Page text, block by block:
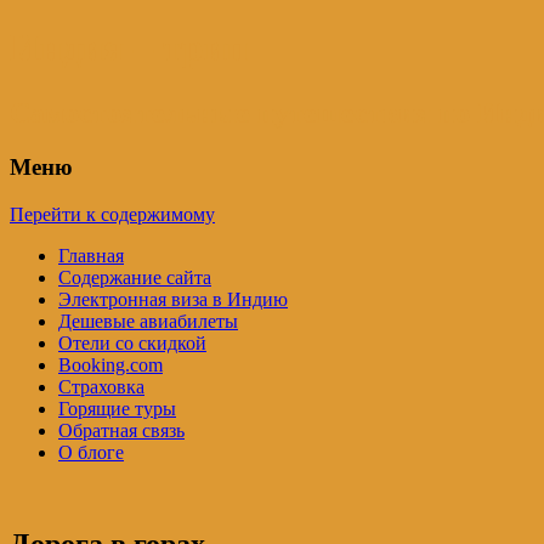
Меню
Перейти к содержимому
Главная
Содержание сайта
Электронная виза в Индию
Дешевые авиабилеты
Отели со скидкой
Booking.com
Страховка
Горящие туры
Обратная связь
О блоге